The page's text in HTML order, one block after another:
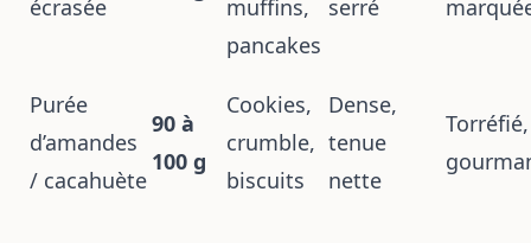
écrasée
muffins,
pancakes
serré
Purée
d’amandes
/ cacahuète
90 à
100 g
Cookies,
crumble,
biscuits
Dense,
tenue
nette
Torréfié,